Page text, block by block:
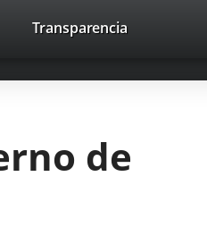
Link
external
Link
external
Link
external
Search
Transparencia
de